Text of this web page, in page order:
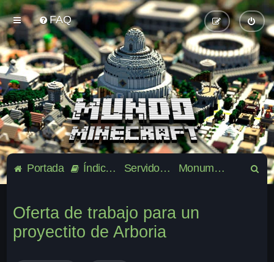
FAQ
Portada Índice general Servidor oficial de la comunidad Mundo-Minecraft Monumentos / Creaciones / Proyectos
B
Oferta de trabajo para un
proyectito de Arboria